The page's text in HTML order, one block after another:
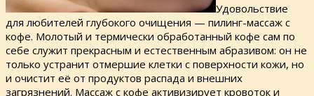
Удовольствие
для любителей глубокого очищения — пилинг-массаж с
кофе. Молотый и термически обработанный кофе сам по
себе служит прекрасным и естественным абразивом: он не
только устранит отмершие клетки с поверхности кожи, но
и очистит её от продуктов распада и внешних
загрязнений. Массаж с кофе активизирует кровоток и